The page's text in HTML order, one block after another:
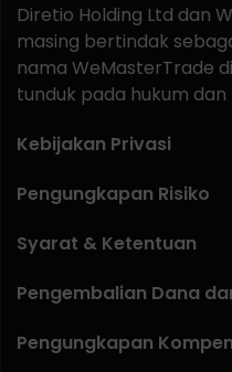
Diretio Holding Ltd dan
masing bertindak
nama WeMasterTrade
tunduk pada hukum
Kebijakan Privasi
Pengungkapan Risiko
Syarat & Ketentuan
Pengembalian Dana
Pengungkapan